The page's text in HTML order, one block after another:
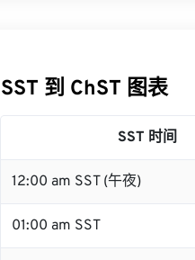
SST 到 ChST 图表
SST 时间
12:00 am SST (午夜)
01:00 am SST